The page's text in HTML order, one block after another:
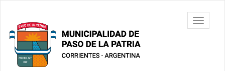
contenido
principal
Municipalidad
de Paso De
La Patria
barra